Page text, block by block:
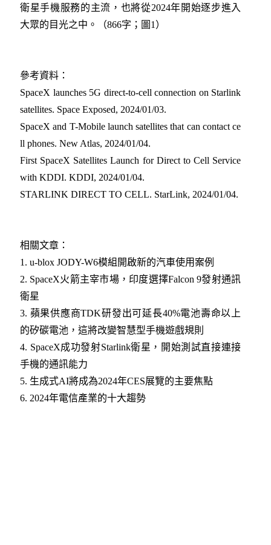
衛星手機服務的主流，也將從2024年開始逐步進入
大眾的目光之中。（866字；圖1）
參考資料：
SpaceX launches 5G direct-to-cell connection on Starlink
satellites. Space Exposed, 2024/01/03.
SpaceX and T-Mobile launch satellites that can contact ce
ll phones. New Atlas, 2024/01/04.
First SpaceX Satellites Launch for Direct to Cell Service
with KDDI. KDDI, 2024/01/04.
STARLINK DIRECT TO CELL. StarLink, 2024/01/04.
相關文章：
1. u-blox JODY-W6模組開啟新的汽車使用案例
2. SpaceX火箭主宰市場，印度選擇Falcon 9發射通訊
衛星
3. 蘋果供應商TDK研發出可延長40%電池壽命以上
的矽碳電池，這將改變智慧型手機遊戲規則
4. SpaceX成功發射Starlink衛星，開始測試直接連接
手機的通訊能力
5. 生成式AI將成為2024年CES展覽的主要焦點
6. 2024年電信產業的十大趨勢